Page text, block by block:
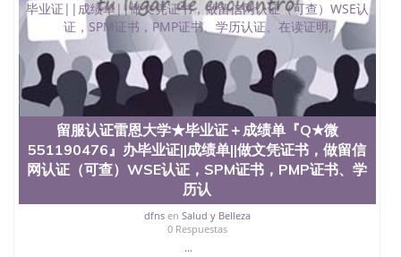
西地区的公立大学之一。位于圣何塞市San Jose中
心，占地154公顷。它是一所位于加利福尼亚州的著
名综合性公立大学，它以极高的就业率，全美名列前
茅的毕业薪资，浓厚的多元化学术氛围，杰出的本科
教育质量，被《福克斯》杂志评选为全美50强公立综
合性大学，每年有来自世界各地的成百上千的海外学
生前往求学。 至今，这是一所在世界上享有学术地
位、声誉、实习机会和影响力的高等教育机构，并获
誉为美国本科教育质量的核心代表。其计算机系与会
计系更是在当今美国大学教学排名中表现优异。其毕
业生大多可以在其所处地域的世界硅谷中心得到工作
机会。许多硅谷公司甚至在学生大三和大四的学期提
供许多相应科系的实习机会。无论是加州大学系统
(UC)，还是加州州立大学系统(CSU), 圣何塞州立大学
都占据着加州所有大学中的地理位置。 圣何塞州立大
留服认证雷恩大学★毕业证＋成绩单『Q★微
551190476』办毕业证||成绩单||做文凭证书，做留信
网认证（可查）WSE认证，SPM证书，PMP证书、学
历认
dfnsen Salud y Belleza
0 Respuestas
...